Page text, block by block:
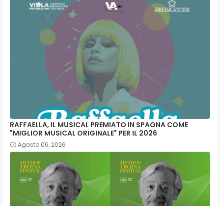
RAFFAELLA, IL MUSICAL PREMIATO IN SPAGNA COME
"MIGLIOR MUSICAL ORIGINALE" PER IL 2026
Agosto 06, 2026